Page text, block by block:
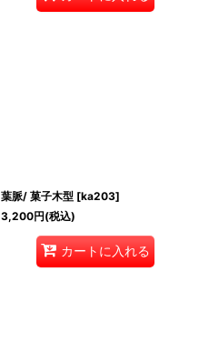
葉脈/ 菓子木型 [ka203]
3,200円(税込)
カートに入れる